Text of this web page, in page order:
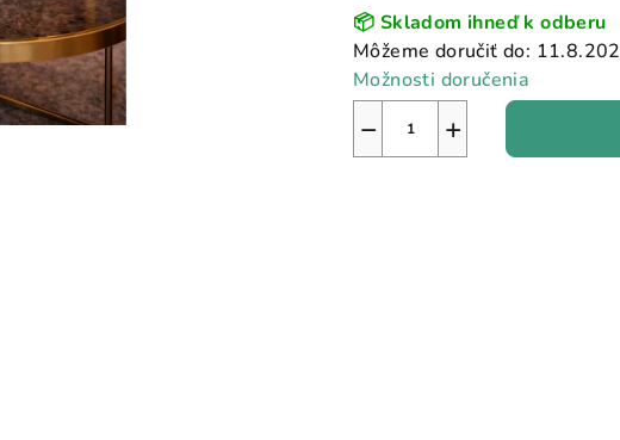
Jednotková
cena:
📦 Skladom ihneď k odberu
Môžeme doručiť do:
Možnosti doručenia
+
−